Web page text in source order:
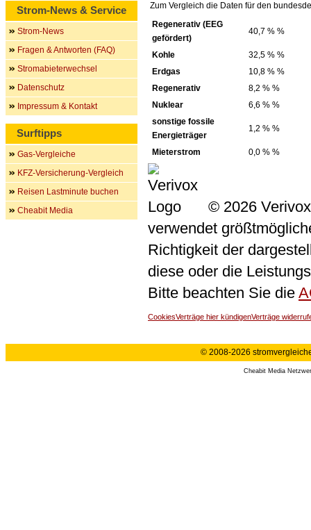
Zum Vergleich die Daten für den
Regenerativ (EEG
gefördert)
40,7 % %
Kohle
32,5 % %
Erdgas
10,8 % %
Regenerativ
8,2 % %
Nuklear
6,6 % %
sonstige fossile
Energieträger
1,2 % %
Mieterstrom 0,0 % %
© 2026
verwendet
Richtigkeit der
diese oder die
Bitte beachten Sie die
CookiesVerträge hier kündigenVerträge
Strom-News & Service
Strom-News
Fragen & Antworten (FAQ)
Stromabieterwechsel
Datenschutz
Impressum & Kontakt
Surftipps
Gas-Vergleiche
KFZ-Versicherung-Vergleich
Reisen Lastminute buchen
Cheabit Media
© 2008-2026
Cheabit Media